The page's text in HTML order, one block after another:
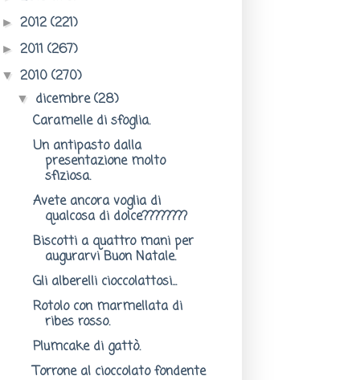
► 2012(221)
► 2011 (267)
▼ 2010 (270)
▼ dicembre(28)
Caramelle di sfoglia.
Un antipasto dalla
presentazione molto
sfiziosa.
Avete ancora voglia di
qualcosa di dolce????????
Biscotti a quattro mani per
augurarvi Buon Natale.
Gli alberelli cioccolattosi...
Rotolo con marmellata di
ribes rosso.
Plumcake di gattò.
Torrone al cioccolato fondente